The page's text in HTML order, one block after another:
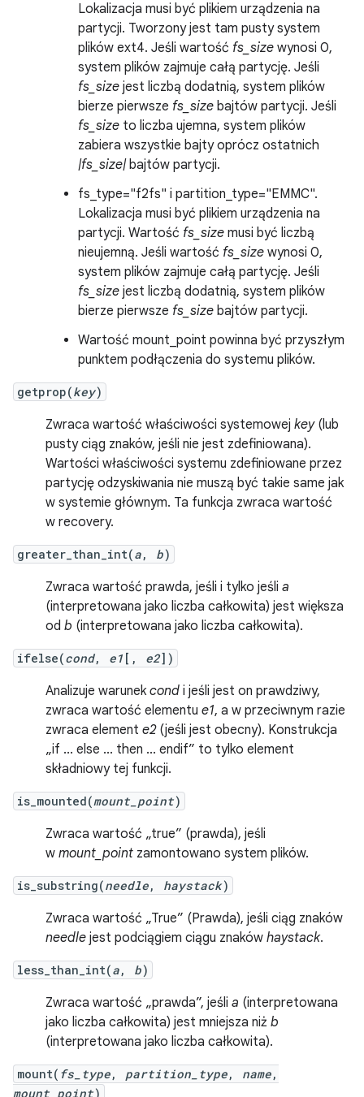
Lokalizacja musi być plikiem urządzenia na
partycji. Tworzony jest tam pusty system
plików ext4. Jeśli wartość fs_size wynosi 0,
system plików zajmuje całą partycję. Jeśli
fs_size jest liczbą dodatnią, system plików
bierze pierwsze fs_size bajtów partycji. Jeśli
fs_size to liczba ujemna, system plików
zabiera wszystkie bajty oprócz ostatnich
|fs_size| bajtów partycji.
fs_type="f2fs" i partition_type="EMMC".
Lokalizacja musi być plikiem urządzenia na
partycji. Wartość fs_size musi być liczbą
nieujemną. Jeśli wartość fs_size wynosi 0,
system plików zajmuje całą partycję. Jeśli
fs_size jest liczbą dodatnią, system plików
bierze pierwsze fs_size bajtów partycji.
Wartość mount_point powinna być przyszłym
punktem podłączenia do systemu plików.
getprop(key)
Zwraca wartość właściwości systemowej key(lub
pusty ciąg znaków, jeśli nie jest zdefiniowana).
Wartości właściwości systemu zdefiniowane przez
partycję odzyskiwania nie muszą być takie same jak
w systemie głównym. Ta funkcja zwraca wartość
w recovery.
greater_than_int(a, b)
Zwraca wartość prawda, jeśli i tylko jeśli a
(interpretowana jako liczba całkowita) jest większa
od b (interpretowana jako liczba całkowita).
ifelse(cond, e1 [, e2])
Analizuje warunek cond i jeśli jest on prawdziwy,
zwraca wartość elementu e1, a w przeciwnym razie
zwraca element e2(jeśli jest obecny). Konstrukcja
„if ... else ... then ... endif” to tylko element
składniowy tej funkcji.
is_mounted(mount_point)
Zwraca wartość „true” (prawda), jeśli
w mount_point zamontowano system plików.
is_substring(needle, haystack)
Zwraca wartość „True” (Prawda), jeśli ciąg znaków
needle jest podciągiem ciągu znaków haystack.
less_than_int(a, b)
Zwraca wartość „prawda”, jeśli a (interpretowana
jako liczba całkowita) jest mniejsza niż b
(interpretowana jako liczba całkowita).
mount( fs_type, partition_type, name,
mount_point)